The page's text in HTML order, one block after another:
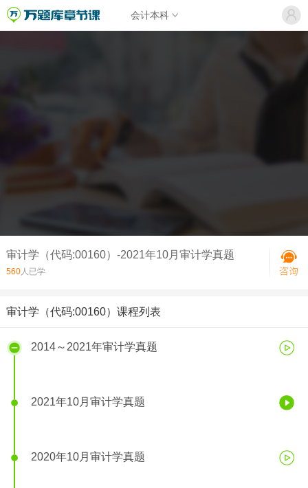
会计本科
审计学（代码:00160）-2021年10月审计学真题
560人已学
审计学（代码:00160）课程列表
2014～2021年审计学真题
2021年10月审计学真题
2020年10月审计学真题